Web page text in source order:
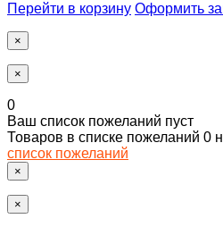
Перейти в корзину Оформить
×
×
0
Ваш список пожеланий пуст
Товаров в списке пожеланий 0
список пожеланий
×
×